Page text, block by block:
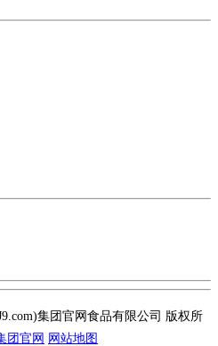
集团官网食品有限公司 版权所
团官网 网站地图